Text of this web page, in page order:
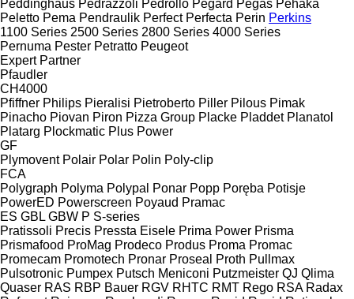
Peddinghaus Pedrazzoli Pedrollo Pegard Pegas Pehaka
Peletto Pema Pendraulik Perfect Perfecta Perin Perkins
1100 Series 2500 Series 2800 Series 4000 Series
Pernuma Pester Petratto Peugeot
Expert Partner
Pfaudler
CH4000
Pfiffner Philips Pieralisi Pietroberto Piller Pilous Pimak
Pinacho Piovan Piron Pizza Group Placke Pladdet Planatol
Platarg Plockmatic Plus Power
GF
Plymovent Polair Polar Polin Poly-clip
FCA
Polygraph Polyma Polypal Ponar Popp Poręba Potisje
PowerED Powerscreen Poyaud Pramac
ES GBL GBW P S-series
Pratissoli Precis Pressta Eisele Prima Power Prisma
Prismafood ProMag Prodeco Produs Proma Promac
Promecam Promotech Pronar Proseal Proth Pullmax
Pulsotronic Pumpex Putsch Meniconi Putzmeister QJ Qlima
Quaser RAS RBP Bauer RGV RHTC RMT Rego RSA Radax